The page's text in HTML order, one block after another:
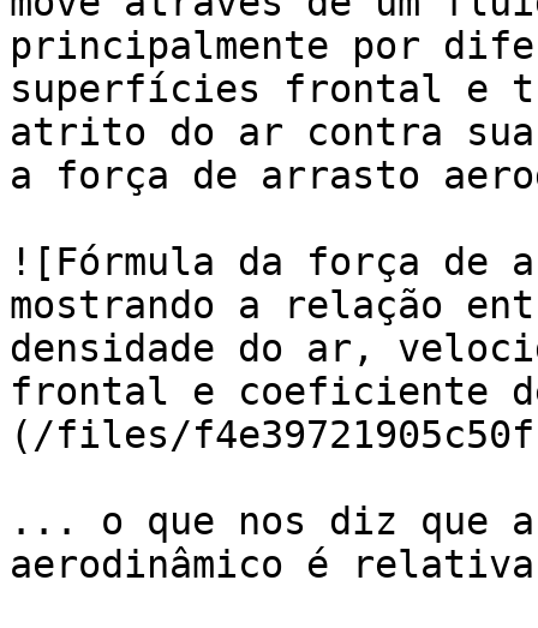
principalmente por
superfícies frontal e
atrito do ar contra
a força de arrasto
![Fórmula da força de
mostrando a relação
densidade do ar,
frontal e coeficiente
(/files/
... o que nos diz que
aerodinâmico é